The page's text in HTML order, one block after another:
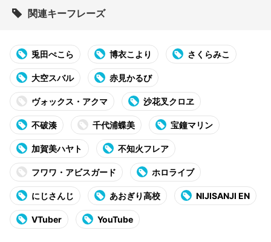
関連キーフレーズ
兎田ぺこら 博衣こより さくらみこ
大空スバル 赤見かるび
ヴォックス・アクマ 沙花叉クロヱ
不破湊 千代浦蝶美 宝鐘マリン
加賀美ハヤト 不知火フレア
フワワ・アビスガード ホロライブ
にじさんじ あおぎり高校 NIJISANJI EN
VTuber YouTube